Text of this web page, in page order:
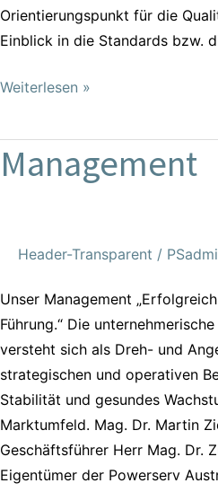
Orientierungspunkt für die
Einblick in die Standards bzw.
Weiterlesen »
Management
Header-Transparent /
Unser Management
Führung.“ Die
versteht sich als Dreh- und
strategischen und operativen
Stabilität und gesundes
Marktumfeld. Mag. Dr. Martin
Geschäftsführer Herr Mag. Dr.
Eigentümer der Powerserv
Management